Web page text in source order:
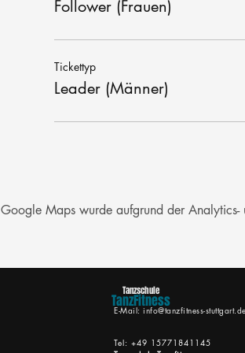
Follower (Frauen)
Tickettyp
Leader (Männer)
Google Maps wurde aufgrund der
E-Mail: info@tanzfitness-stuttgart.de
Tanzschule
TanzFitness
Tel: +49 15771841145